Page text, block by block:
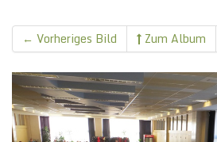
← Vorheriges Bild Zum Album